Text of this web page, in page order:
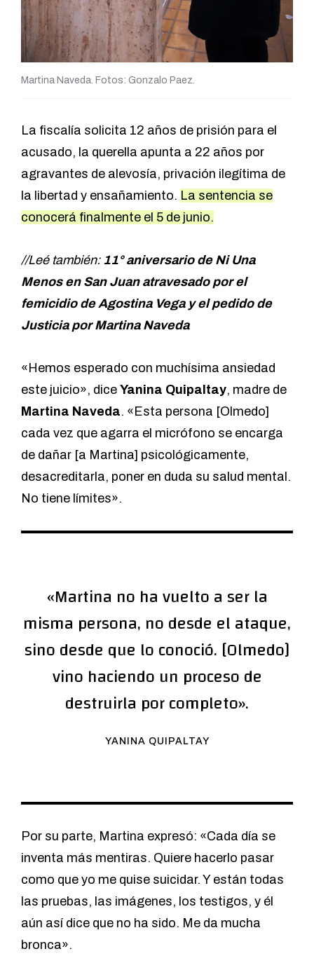
Martina Naveda. Fotos: Gonzalo Paez.
La fiscalía solicita 12 años de prisión para el
acusado, la querella apunta a 22 años por
agravantes de alevosía, privación ilegítima de
la libertad y ensañamiento. La sentencia se
conocerá finalmente el 5 de junio.
//Leé también: 11° aniversario de Ni Una
Menos en San Juan atravesado por el
femicidio de Agostina Vega y el pedido de
Justicia por Martina Naveda
«Hemos esperado con muchísima ansiedad
este juicio», dice Yanina Quipaltay, madre de
Martina Naveda. «Esta persona [Olmedo]
cada vez que agarra el micrófono se encarga
de dañar [a Martina] psicológicamente,
desacreditarla, poner en duda su salud mental.
No tiene límites».
«Martina no ha vuelto a ser la
misma persona, no desde el ataque,
sino desde que lo conoció. [Olmedo]
vino haciendo un proceso de
destruirla por completo».
YANINA QUIPALTAY
Por su parte, Martina expresó: «Cada día se
inventa más mentiras. Quiere hacerlo pasar
como que yo me quise suicidar. Y están todas
las pruebas, las imágenes, los testigos, y él
aún así dice que no ha sido. Me da mucha
bronca».